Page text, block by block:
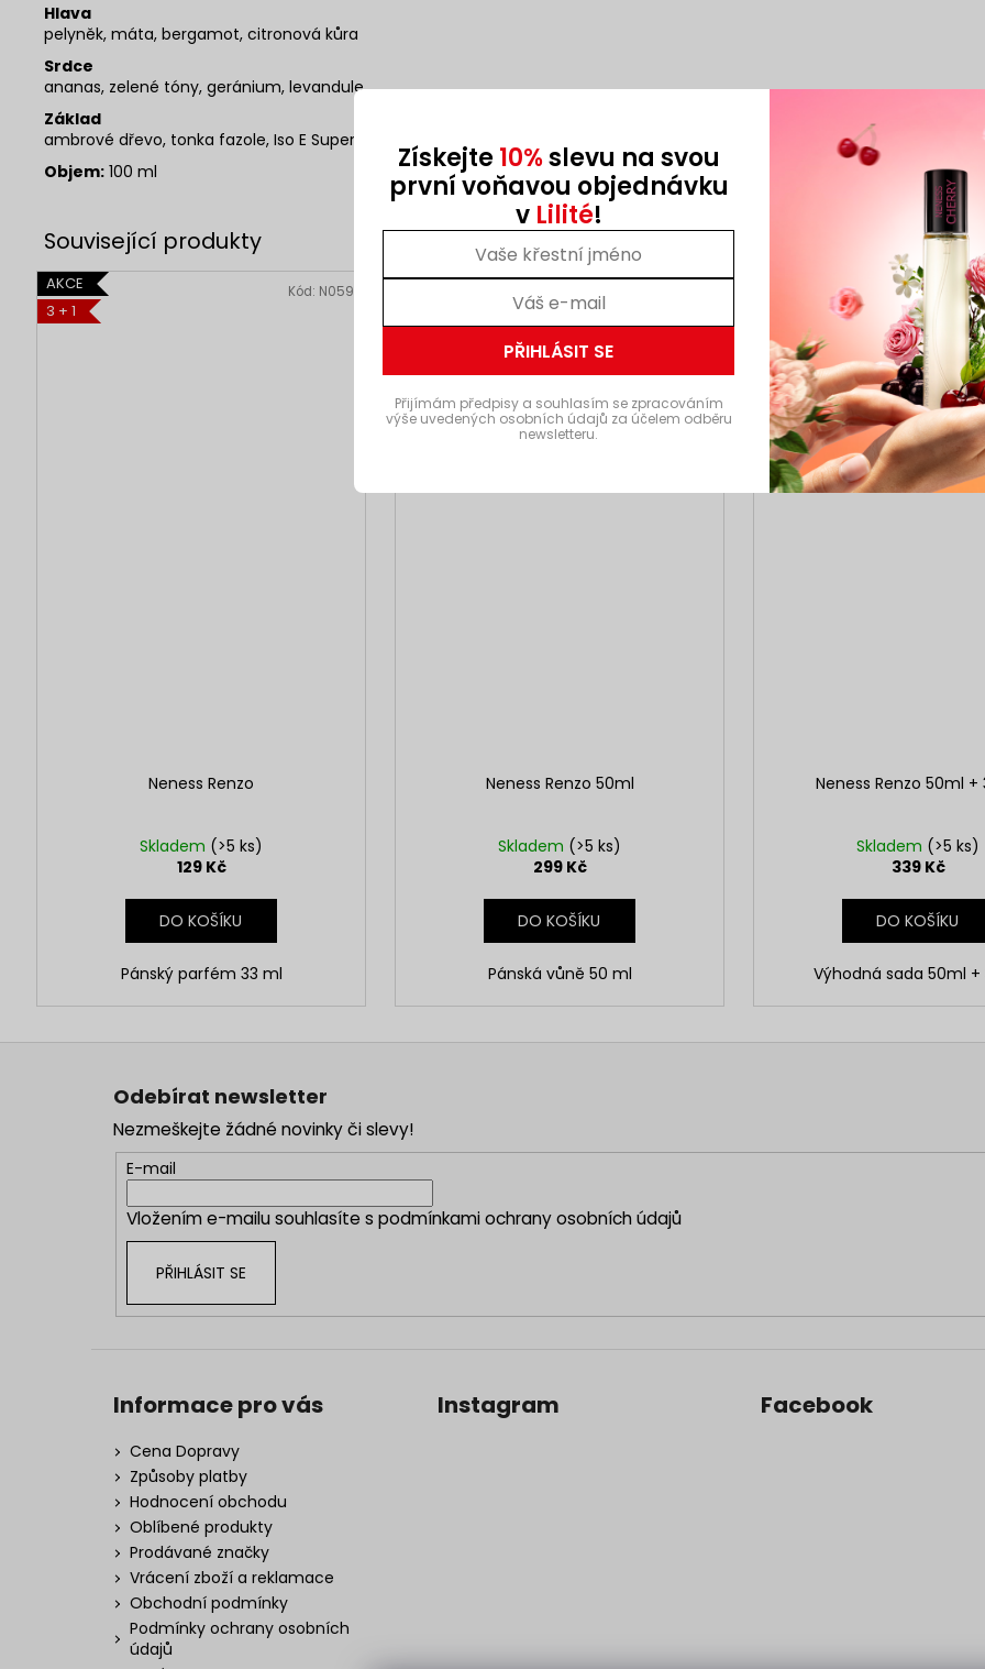
Hlava
pelyněk, máta, bergamot, citronová kůra
Srdce
ananas, zelené tóny, geránium, levandule
Základ
ambrové dřevo, tonka fazole, Iso E Super, santalové dřevo, cedr
Objem: 100 ml
AKCE
3 + 1
Neness Renzo
Skladem (>5 ks)
129 Kč
DO KOŠÍKU
Pánský parfém 33 ml
Kód: N059
AKCE
Neness Renzo 50ml
Skladem (>5 ks)
299 Kč
DO KOŠÍKU
Pánská vůně 50 ml
Neness Renzo 50ml +
Skladem (>5 ks)
339 Kč
DO KOŠÍKU
Výhodná sada 50ml +
Odebírat newsletter
Nezmeškejte žádné novinky či slevy!
E-mail
Vložením e-mailu souhlasíte s podmínkami ochrany osobních údajů
PŘIHLÁSIT SE
Informace pro vás
Cena Dopravy
Způsoby platby
Hodnocení obchodu
Oblíbené produkty
Prodávané značky
Vrácení zboží a reklamace
Obchodní podmínky
Podmínky ochrany osobních
údajů
Instagram Facebook
Získejte10%slevu na svou
první voňavou objednávku
v Lilité!
PŘIHLÁSIT SE
Přijímám předpisy a souhlasím se zpracováním
výše uvedených osobních údajů za účelem odběru
newsletteru.